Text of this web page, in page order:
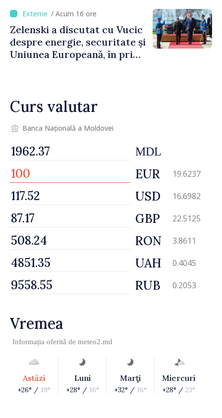
cetățenii să reducă
consumul în orele de vârf
/ Acum 16 ore
Zelenski a discutat cu Vucic
despre energie, securitate și
Uniunea Europeană, în prima
Curs valutar
Banca Națională a Moldovei
MDL
EUR 19.6237
USD 16.6982
GBP 22.5125
RON 3.8611
UAH 0.4045
RUB 0.2053
Vremea
Informația oferită de meteo2.md
Astăzi
+26° / 19°
Luni
+28° / 16°
Marţi
+32° / 16°
Miercuri
+28° / 23°